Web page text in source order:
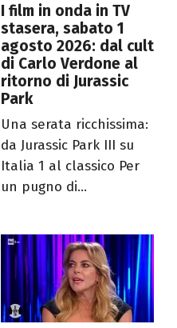
I film in onda in TV
stasera, sabato 1
agosto 2026: dal cult
di Carlo Verdone al
ritorno di Jurassic
Park
Una serata ricchissima:
da Jurassic Park III su
Italia 1 al classico Per
un pugno di...